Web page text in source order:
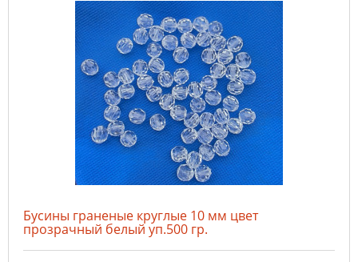
Бусины граненые круглые 10 мм цвет
прозрачный белый уп.500 гр.